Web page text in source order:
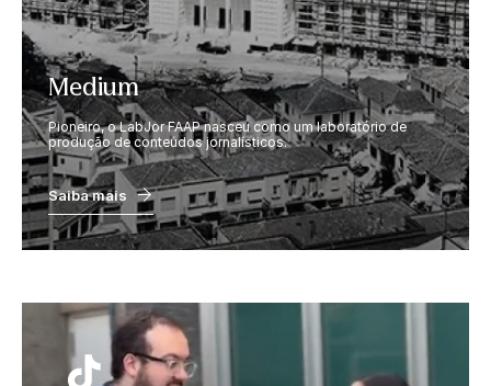
Medium
Pioneiro, o LabJor FAAP nasceu como um laboratório de
produção de conteúdos jornalísticos.
Saiba mais